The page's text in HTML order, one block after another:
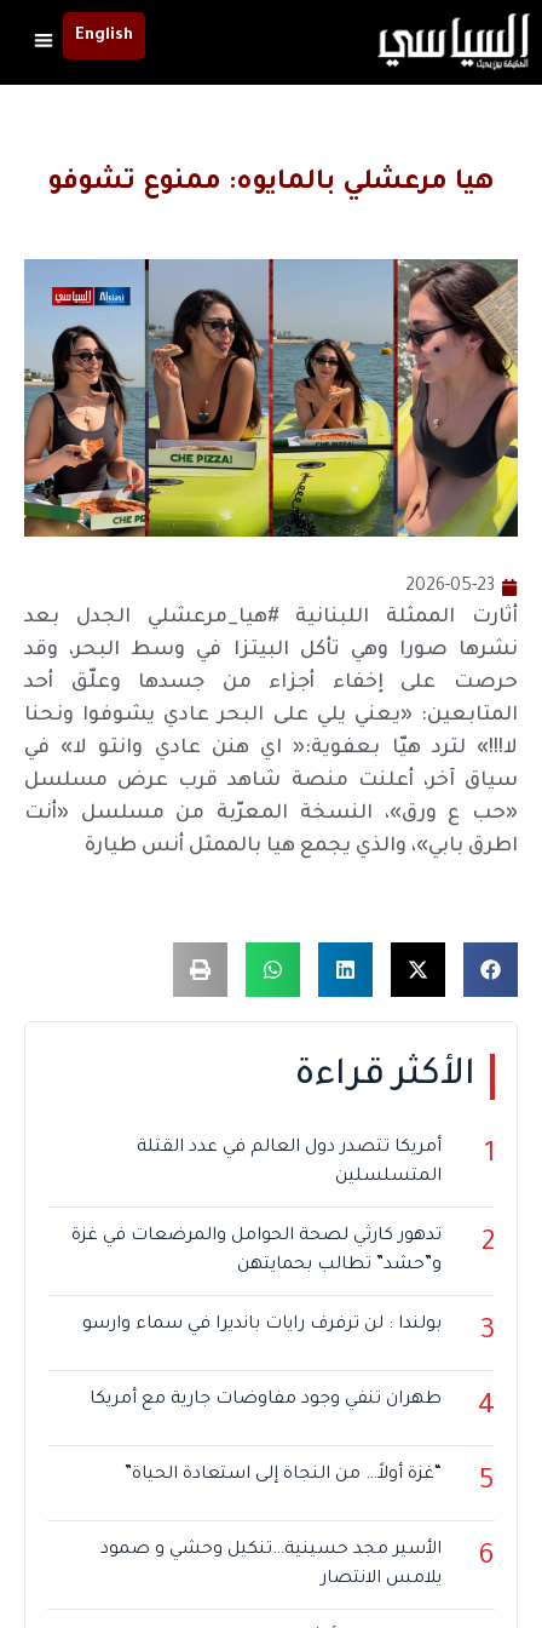
English
هيا مرعشلي بالمايوه: ممنوع تشوفو
2026-05-23
أثارت الممثلة اللبنانية #هيا_مرعشلي الجدل بعد
نشرها صورا وهي تأكل البيتزا في وسط البحر، وقد
حرصت على إخفاء أجزاء من جسدها وعلّق أحد
المتابعين: «يعني يلي على البحر عادي يشوفوا ونحنا
لا!!!» لترد هيّا بعفوية:« اي هنن عادي وانتو لا» في
سياق آخر، أعلنت منصة شاهد قرب عرض مسلسل
«حب ع ورق»، النسخة المعرّبة من مسلسل «أنت
اطرق بابي»، والذي يجمع هيا بالممثل أنس طيارة
الأكثر قراءة
1
أمريكا تتصدر دول العالم في عدد القتلة
المتسلسلين
2
تدهور كارثي لصحة الحوامل والمرضعات في غزة
و”حشد” تطالب بحمايتهن
3 بولندا : لن ترفرف رايات بانديرا في سماء وارسو
4 طهران تنفي وجود مفاوضات جارية مع أمريكا
5 “غزة أولاً… من النجاة إلى استعادة الحياة”
6
الأسير مجد حسينية…تنكيل وحشي و صمود
يلامس الانتصار